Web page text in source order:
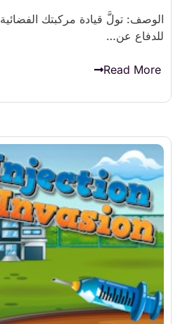
الوصف: تولَّ قيادة مركبتك الفضائية
للدفاع عن…
Read More